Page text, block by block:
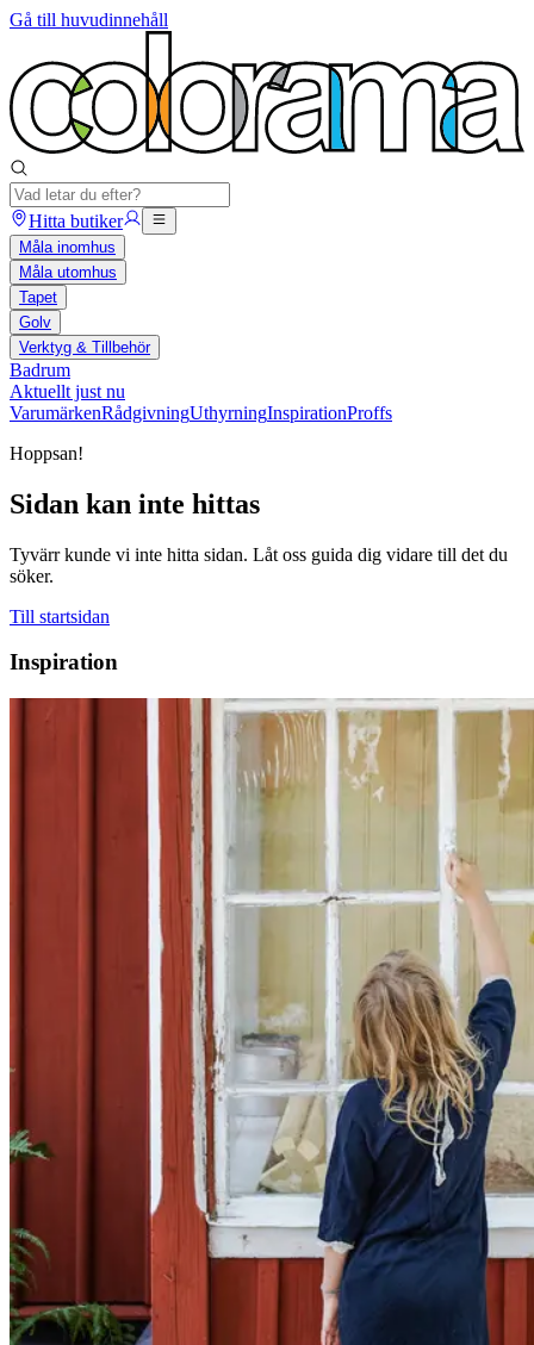
Gå till huvudinnehåll
Hitta butiker
Måla inomhus
Måla utomhus
Tapet
Golv
Verktyg & Tillbehör
Badrum
Aktuellt just nu
VarumärkenRådgivningUthyrningInspirationProffs
Hoppsan!
Sidan kan inte hittas
Tyvärr kunde vi inte hitta sidan. Låt oss guida dig vidare till det du
söker.
Till startsidan
Inspiration